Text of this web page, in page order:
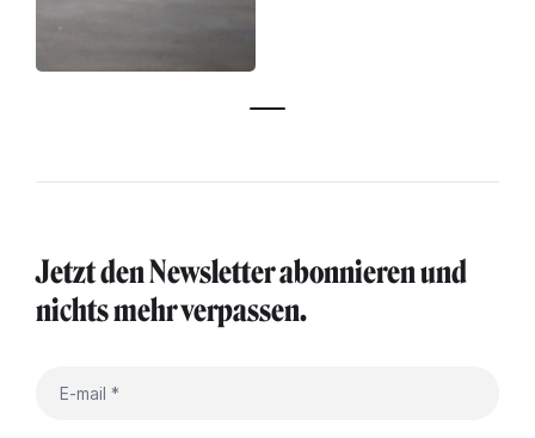
Jetzt den Newsletter abonnieren und
nichts mehr verpassen.